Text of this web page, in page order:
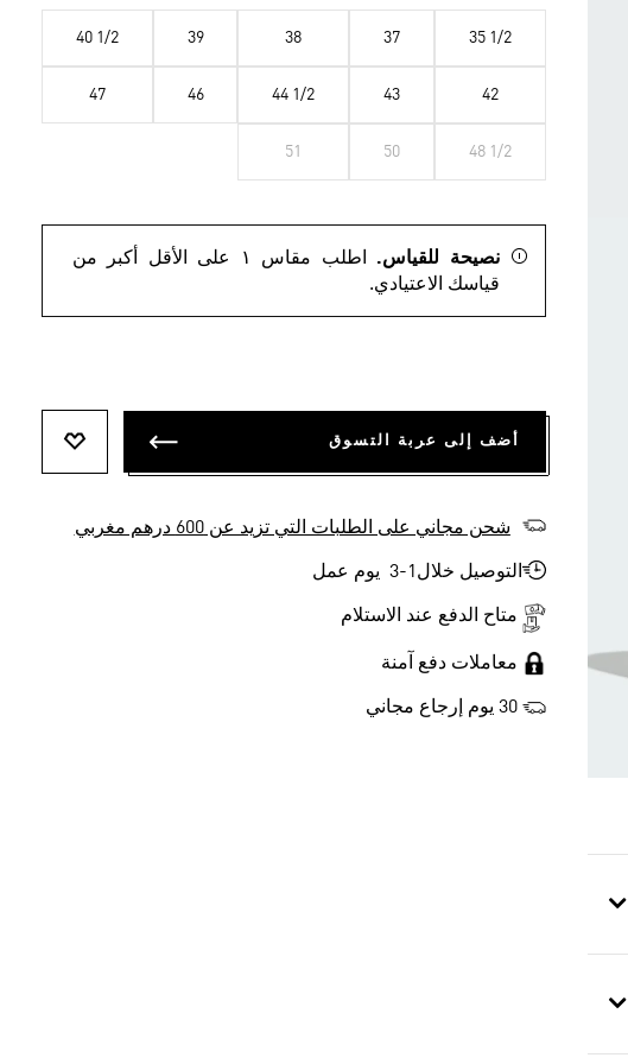
35 1/2
37
38
39
40 1/2
42
43
44 1/2
46
47
48 1/2
50
51
نصيحة للقياس.
اطلب مقاس ١ على الأقل أكبر من
قياسك الاعتيادي.
أضف إلى عربة التسوق
شحن مجاني على الطلبات التي تزيد عن 600 درهم مغربي
التوصيل خلال1-3 يوم عمل
متاح الدفع عند الاستلام
معاملات دفع آمنة
30 يوم إرجاع مجاني